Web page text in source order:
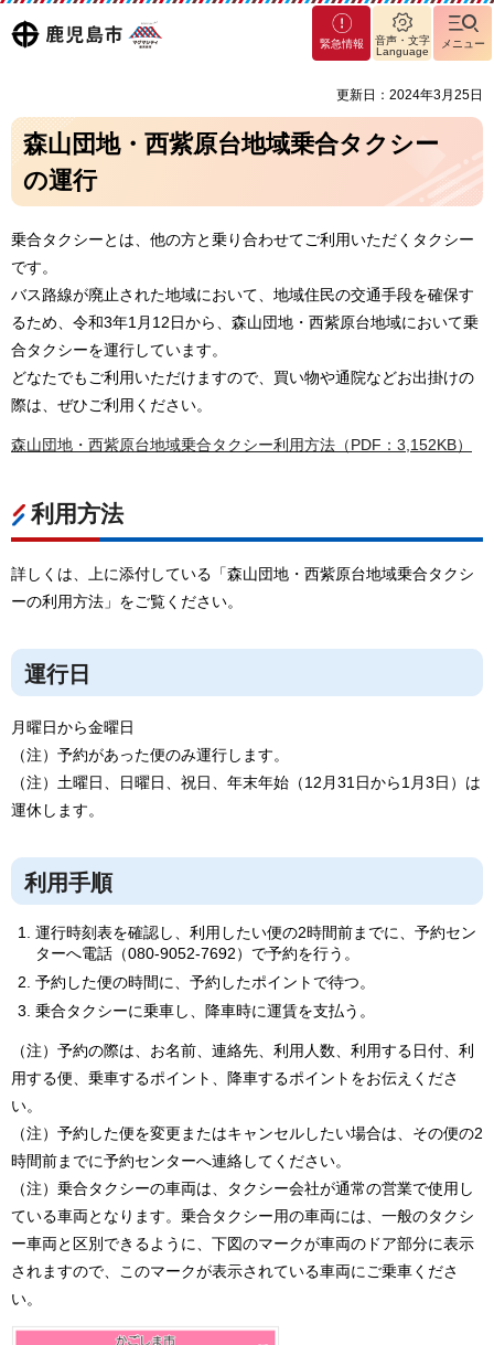
鹿児島
マグ
マシ
緊急情報
音声・文字
Language
メニュー
更新日：2024年3月25日
森山団地・西紫原台地域乗合タクシー
の運行
乗合タクシーとは、他の方と乗り合わせてご利用いただくタクシー
です。
バス路線が廃止された地域において、地域住民の交通手段を確保す
るため、令和3年1月12日から、森山団地・西紫原台地域において乗
合タクシーを運行しています。
どなたでもご利用いただけますので、買い物や通院などお出掛けの
際は、ぜひご利用ください。
森山団地・西紫原台地域乗合タクシー利用方法（PDF：3,152KB）
利用方法
詳しくは、上に添付している「森山団地・西紫原台地域乗合タクシ
ーの利用方法」をご覧ください。
運行日
月曜日から金曜日
（注）予約があった便のみ運行します。
（注）土曜日、日曜日、祝日、年末年始（12月31日から1月3日）は
運休します。
利用手順
運行時刻表を確認し、利用したい便の2時間前までに、予約セン
ターへ電話（080-9052-7692）で予約を行う。
予約した便の時間に、予約したポイントで待つ。
乗合タクシーに乗車し、降車時に運賃を支払う。
（注）予約の際は、お名前、連絡先、利用人数、利用する日付、利
用する便、乗車するポイント、降車するポイントをお伝えくださ
い。
（注）予約した便を変更またはキャンセルしたい場合は、その便の2
時間前までに予約センターへ連絡してください。
（注）乗合タクシーの車両は、タクシー会社が通常の営業で使用し
ている車両となります。乗合タクシー用の車両には、一般のタクシ
ー車両と区別できるように、下図のマークが車両のドア部分に表示
されますので、このマークが表示されている車両にご乗車くださ
い。